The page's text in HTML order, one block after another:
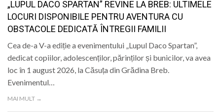
„LUPUL DACO SPARTAN” REVINE LA BREB: ULTIMELE
LOCURI DISPONIBILE PENTRU AVENTURA CU
OBSTACOLE DEDICATĂ ÎNTREGII FAMILII
Cea de-a V-a ediție a evenimentului „Lupul Daco Spartan”,
dedicat copiilor, adolescenților, părinților și bunicilor, va avea
loc în 1 august 2026, la Căsuța din Grădina Breb.
Evenimentul…
MAI MULT →